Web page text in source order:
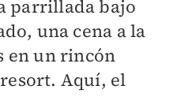
parrillada bajo
una cena a la
en un rincón
Aquí, el